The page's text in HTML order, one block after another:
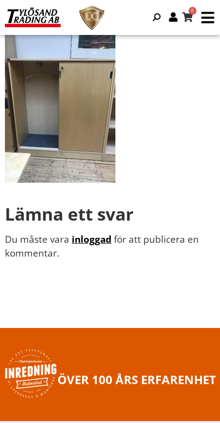
Lämna ett svar
Du måste vara inloggad för att publicera en
kommentar.
ÖVER 100 ÅRS ERFARENHET